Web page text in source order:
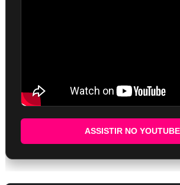
ASSISTIR NO YOUTUBE